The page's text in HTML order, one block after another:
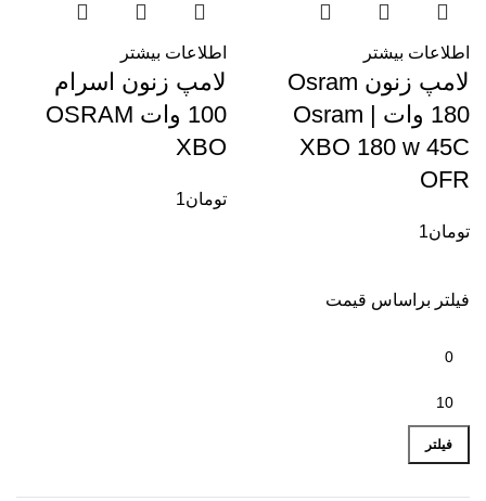
فیلتر براساس قیمت
فیلتر
اطلاعات بیشتر
لامپ زنون Osram
180 وات | Osram
XBO 180 w 45C
OFR
تومان1
اطلاعات بیشتر
لامپ زنون اسرام
100 وات OSRAM
XBO
تومان1